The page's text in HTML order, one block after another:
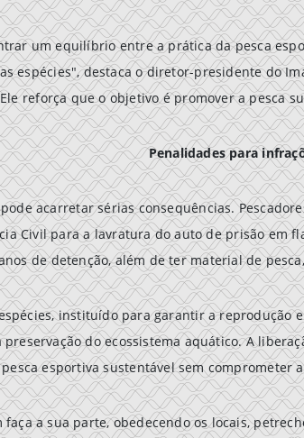
um equilíbrio entre a prática da pesca
espécies", destaca o diretor-presidente do
reforça que o objetivo é promover a pesca
Penalidades para
acarretar sérias consequências.
Civil para a lavratura do auto de prisão em
de detenção, além de ter material de
instituído para garantir a reprodução
do ecossistema aquático. A
esportiva sustentável sem comprometer
a sua parte, obedecendo os locais,